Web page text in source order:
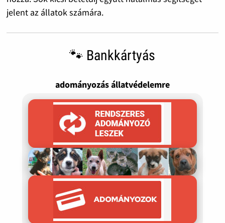
jelent az állatok számára.
🐾 Bankkártyás
adományozás állatvédelemre